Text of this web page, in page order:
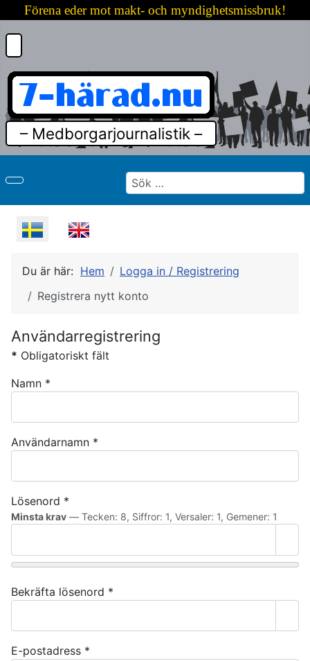
Förena eder mot makt- och myndighetsmissbruk!
– Medborgarjournalistik –
Sök
Välj ditt språk
Du är här: Hem
Logga in / Registrering
Registrera nytt konto
Användarregistrering
* Obligatoriskt fält
Namn *
Användarnamn *
Lösenord *
Minsta krav — Tecken: 8, Siffror: 1, Versaler: 1, Gemener: 1
Bekräfta lösenord *
E-postadress *